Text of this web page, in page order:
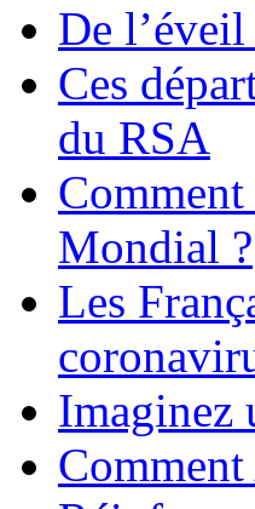
De
Ces
du RSA
Mondial ?
Les